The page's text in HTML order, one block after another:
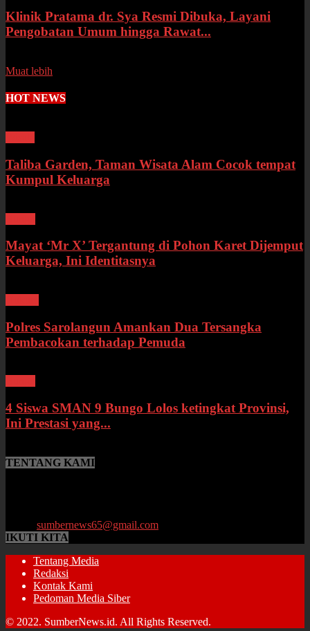
Klinik Pratama dr. Sya Resmi Dibuka, Layani
Pengobatan Umum hingga Rawat...
Muat lebih
HOT NEWS
Taliba Garden, Taman Wisata Alam Cocok tempat
Kumpul Keluarga
Mayat ‘Mr X’ Tergantung di Pohon Karet Dijemput
Keluarga, Ini Identitasnya
Polres Sarolangun Amankan Dua Tersangka
Pembacokan terhadap Pemuda
4 Siswa SMAN 9 Bungo Lolos ketingkat Provinsi,
Ini Prestasi yang...
TENTANG KAMI
sumbernews65@gmail.com
IKUTI KITA
Tentang Media
Redaksi
Kontak Kami
Pedoman Media Siber
© 2022. SumberNews.id. All Rights Reserved.